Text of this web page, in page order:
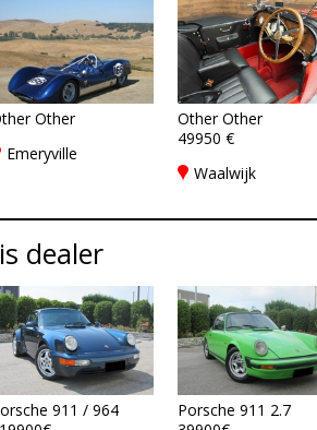
Other
Emeryville
Other Other
49950 €
Waalwijk
dealer
911 / 964
Porsche 911 2.7